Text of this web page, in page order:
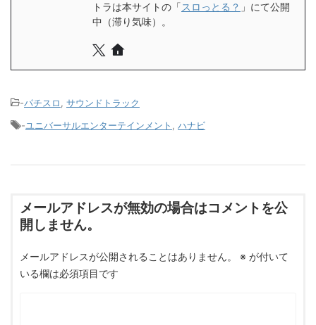
トラは本サイトの「スロっとる？ 」にて公開
中（滞り気味）。
-パチスロ
サウンドトラック
-ユニバーサルエンターテインメント ハナビ
メールアドレスが無効の場合はコメントを公
開しません。
メールアドレスが公開されることはありません。 ※ が付いて
いる欄は必須項目です